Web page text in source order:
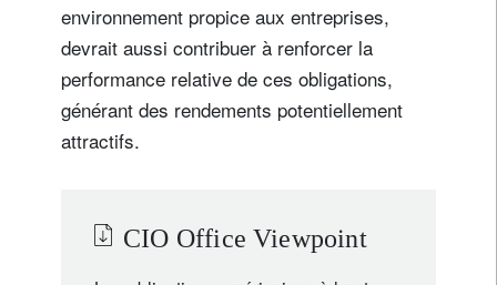
environnement propice aux entreprises,
devrait aussi contribuer à renforcer la
performance relative de ces obligations,
générant des rendements potentiellement
attractifs.
CIO Office Viewpoint